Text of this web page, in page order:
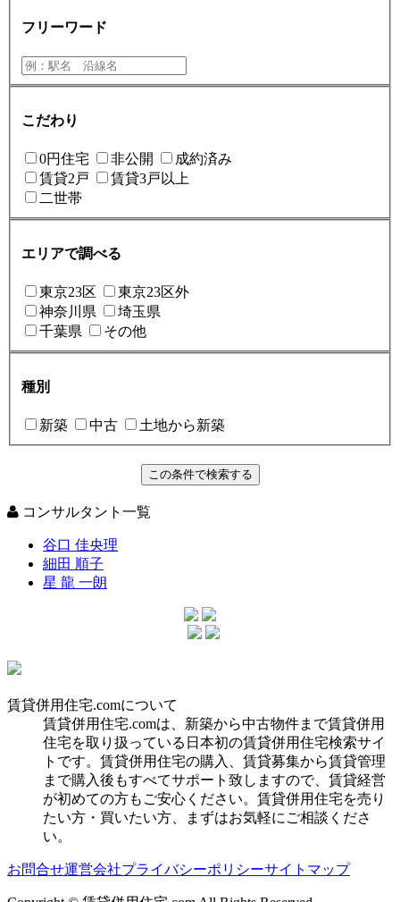
フリーワード
こだわり
0円住宅 非公開
成約済み
賃貸2戸
賃貸3戸以上
二世帯
エリアで調べる
東京23区
東京23区外
神奈川県
埼玉県
千葉県
その他
種別
新築 中古 土地から新築
コンサルタント一覧
谷口 佳央理
細田 順子
星 龍 一朗
賃貸併用住宅.comについて
賃貸併用住宅.comは、新築から中古物件まで賃貸併用
住宅を取り扱っている日本初の賃貸併用住宅検索サイ
トです。賃貸併用住宅の購入、賃貸募集から賃貸管理
まで購入後もすべてサポート致しますので、賃貸経営
が初めての方もご安心ください。賃貸併用住宅を売り
たい方・買いたい方、まずはお気軽にご相談くださ
い。
お問合せ運営会社プライバシーポリシーサイトマップ